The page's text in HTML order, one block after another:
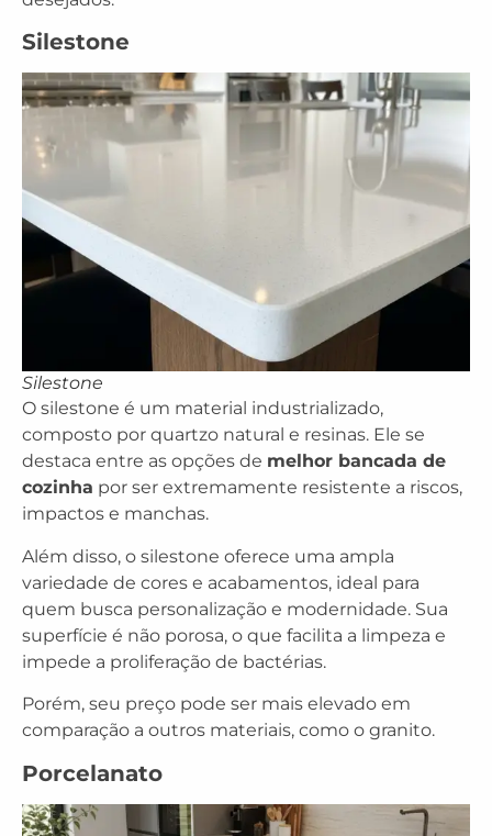
Silestone
Silestone
O silestone é um material industrializado,
composto por quartzo natural e resinas. Ele se
destaca entre as opções de melhor bancada de
cozinha por ser extremamente resistente a riscos,
impactos e manchas.
Além disso, o silestone oferece uma ampla
variedade de cores e acabamentos, ideal para
quem busca personalização e modernidade. Sua
superfície é não porosa, o que facilita a limpeza e
impede a proliferação de bactérias.
Porém, seu preço pode ser mais elevado em
comparação a outros materiais, como o granito.
Porcelanato